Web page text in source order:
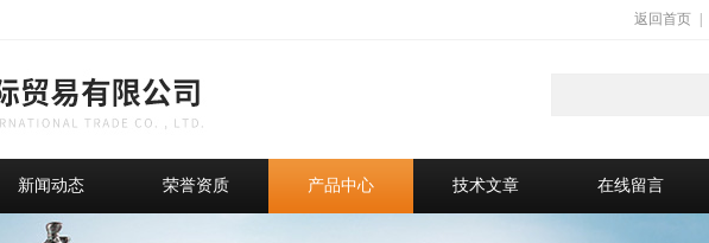
返回首页
新闻动态 荣誉资质 产品中心 技术文章 在线留言